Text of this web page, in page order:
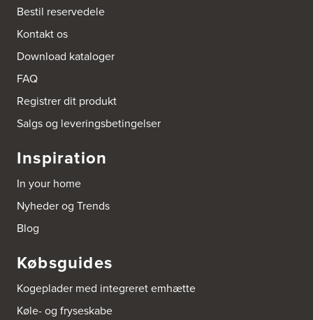
Bestil reservedele
Kontakt os
Download kataloger
FAQ
Registrer dit produkt
Salgs og leveringsbetingelser
Inspiration
In your home
Nyheder og Trends
Blog
Købsguides
Kogeplader med integreret emhætte
Køle- og fryseskabe